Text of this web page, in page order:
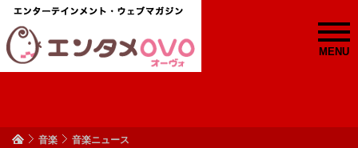
MENU
音楽 音楽ニュース